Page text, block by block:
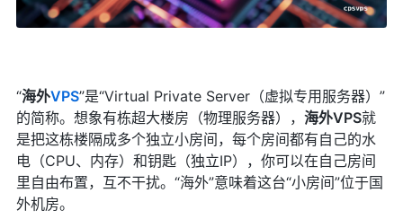
“海外VPS”是“Virtual Private Server（虚拟专用服务器）”
的简称。想象有栋超大楼房（物理服务器）， 海外VPS就
是把这栋楼隔成多个独立小房间，每个房间都有自己的水
电（CPU、内存）和钥匙（独立IP），你可以在自己房间
里自由布置，互不干扰。“海外”意味着这台“小房间”位于国
外机房。